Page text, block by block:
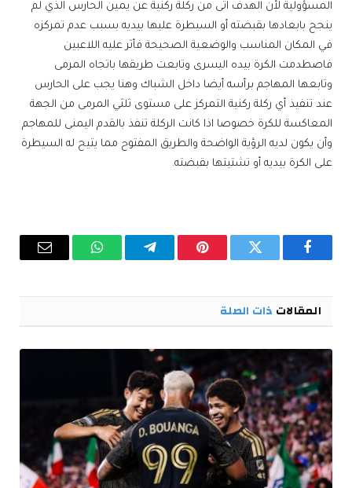
المسؤولية لأن الهدف اتى من ركلة ركنية عن يمين الحارس الذي لم
ينجح بابعادها بقبضته أو السيطرة عليها بيديه بسبب عدم تمركزه
في المكان المناسب والوضعية الصحيحة فأثر عليه اللاعبين
فاصطدمت الكرة بيده اليسرى وتابعت طريقها باتجاه المرمى
وتابعها المهاجم برأسه أيضا داخل الشباك وهنا يجب على الحارس
عند تنفيذ أي ركلة ركنية التمركز على مستوى ثلثي المرمى من الجهة
المعاكسة للكرة خصوصا اذا كانت الركلة تنفذ بالقدم اليمنى للمهاجم
وأن يكون لديه الرؤية الواضحة والطريق المفتوح مما يتيح له السيطرة
على الكرة بيديه أو تشتيتها بقبضته.
فيسبوك تويتر بينتيريستتيلقرام واتساب البريد
المقالات ذات الصلة